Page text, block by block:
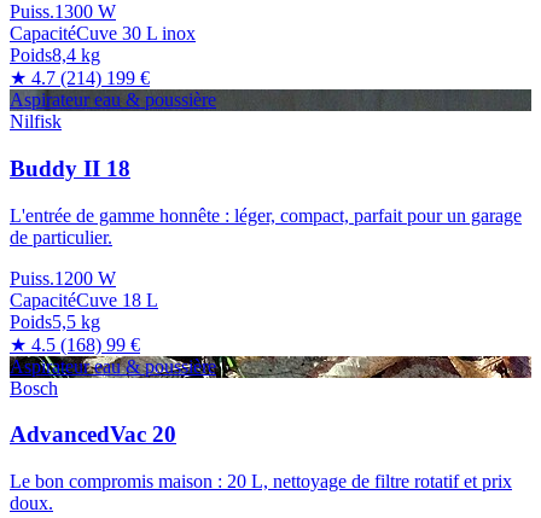
Puiss.1300 W
CapacitéCuve 30 L inox
Poids8,4 kg
★ 4.7 (214) 199 €
Aspirateur eau & poussière
Nilfisk
Buddy II 18
L'entrée de gamme honnête : léger, compact, parfait pour un garage
de particulier.
Puiss.1200 W
CapacitéCuve 18 L
Poids5,5 kg
★ 4.5 (168) 99 €
Aspirateur eau & poussière
Bosch
AdvancedVac 20
Le bon compromis maison : 20 L, nettoyage de filtre rotatif et prix
doux.